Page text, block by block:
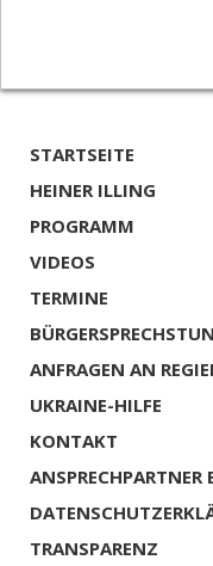
STARTSEITE
HEINER ILLING
PROGRAMM
VIDEOS
TERMINE
ANFRAGEN AN
UKRAINE-HILFE
KONTAKT
ANSPRECHPARTNER
TRANSPARENZ